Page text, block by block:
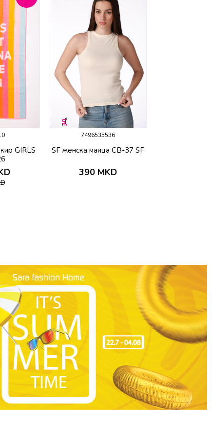
GIRLS
7496535536
SF женска маица CB-37 SF
390 MKD
пижами
SS25
74918114341
SF женски сет пижами
735202SP PJS KD SS26
899 MKD
74914620
SF машки сет пижами CEO
KD SS26
799 MKD
75070914424
SF женски сет пижами
SP.OFFER BUNCH KK SS26
399 MKD